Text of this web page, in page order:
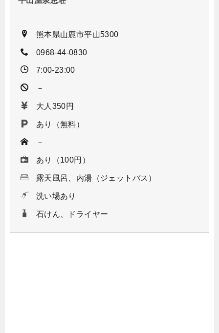
熊本県山鹿市平山5300
0968-44-0830
7:00-23:00
－
大人350円
あり（無料）
－
あり（100円）
露天風呂、内湯（ジェットバス）
洗い場あり
石けん、ドライヤー